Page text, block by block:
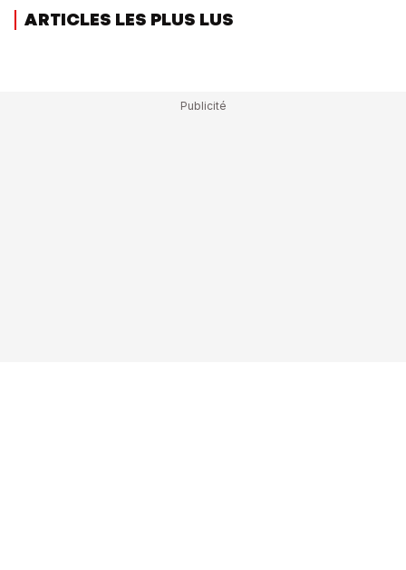
ARTICLES LES PLUS LUS